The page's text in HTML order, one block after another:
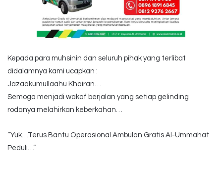
Kepada para muhsinin dan seluruh pihak yang terlibat
didalamnya kami ucapkan :
Jazaakumullaahu Khairan…
Semoga menjadi wakaf berjalan yang setiap gelinding
rodanya melahirkan keberkahan…
“Yuk…Terus Bantu Operasional Ambulan Gratis Al-Ummahat
Peduli…”